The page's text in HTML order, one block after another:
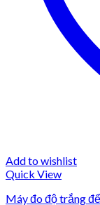
Add to wishlist
Quick View
Máy đo độ trắng